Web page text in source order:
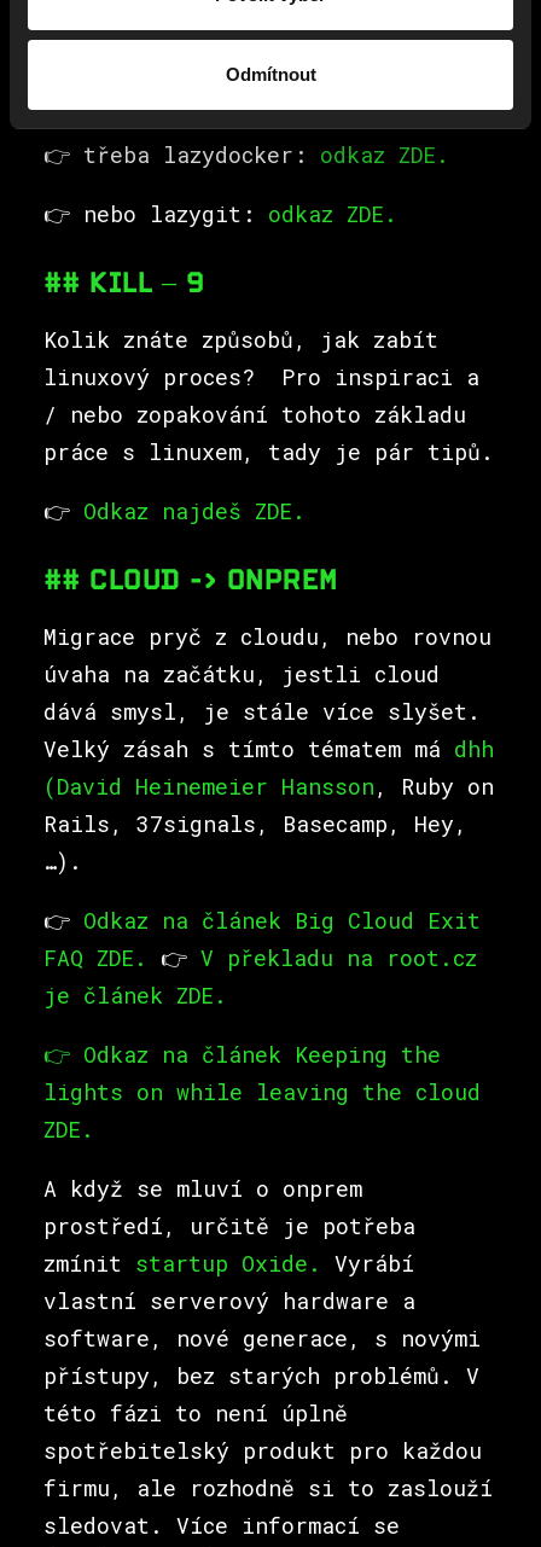
Odmítnout
👉 třeba lazydocker: odkaz ZDE.
👉 nebo lazygit: odkaz ZDE.
## KILL – 9
Kolik znáte způsobů, jak zabít
linuxový proces? Pro inspiraci a
/ nebo zopakování tohoto základu
práce s linuxem, tady je pár tipů.
👉 Odkaz najdeš ZDE.
## CLOUD -> ONPREM
Migrace pryč z cloudu, nebo rovnou
úvaha na začátku, jestli cloud
dává smysl, je stále více slyšet.
Velký zásah s tímto tématem má dhh
(David Heinemeier Hansson , Ruby on
Rails, 37signals, Basecamp, Hey,
…).
👉 Odkaz na článek Big Cloud Exit
FAQ ZDE.
👉 V překladu na
root.cz
je článek ZDE.
👉 Odkaz na článek Keeping the
lights on while leaving the cloud
ZDE.
A když se mluví o onprem
prostředí, určitě je potřeba
zmínit startup Oxide.
Vyrábí
vlastní serverový hardware a
software, nové generace, s novými
přístupy, bez starých problémů. V
této fázi to není úplně
spotřebitelský produkt pro každou
firmu, ale rozhodně si to zaslouží
sledovat. Více informací se